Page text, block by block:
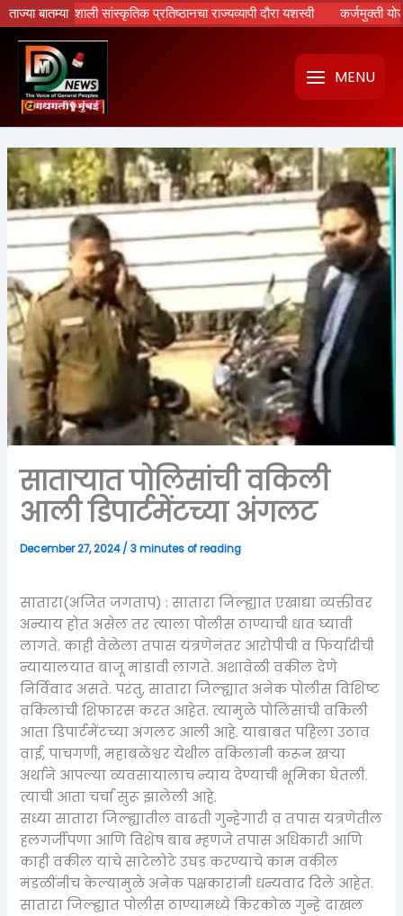
ताज्या बातम्यासांस्कृतिक प्रतिष्ठानचा राज्यव्यापी दौरा यशस्वी कर्जमुक्ती योजनेच्या लाभ
Skip
to
content
MENU
साताऱ्यात पोलिसांची वकिली
आली डिपार्टमेंटच्या अंगलट
December 27, 2024/3 minutes of reading
सातारा(अजित जगताप) : सातारा जिल्ह्यात एखाद्या व्यक्तीवर
अन्याय होत असेल तर त्याला पोलीस ठाण्याची धाव घ्यावी
लागते. काही वेळेला तपास यंत्रणेनंतर आरोपीची व फिर्यादीची
न्यायालयात बाजू मांडावी लागते. अशावेळी वकील देणे
निर्विवाद असते. परंतु, सातारा जिल्ह्यात अनेक पोलीस विशिष्ट
वकिलांची शिफारस करत आहेत. त्यामुळे पोलिसांची वकिली
आता डिपार्टमेंटच्या अंगलट आली आहे. याबाबत पहिला उठाव
वाई, पाचगणी, महाबळेश्वर येथील वकिलांनी करून खऱ्या
अर्थाने आपल्या व्यवसायालाच न्याय देण्याची भूमिका घेतली.
त्याची आता चर्चा सुरू झालेली आहे.
सध्या सातारा जिल्ह्यातील वाढती गुन्हेगारी व तपास यंत्रणेतील
हलगर्जीपणा आणि विशेष बाब म्हणजे तपास अधिकारी आणि
काही वकील यांचे साटेलोटे उघड करण्याचे काम वकील
मंडळींनीच केल्यामुळे अनेक पक्षकारांनी धन्यवाद दिले आहेत.
सातारा जिल्ह्यात पोलीस ठाण्यामध्ये किरकोळ गुन्हे दाखल